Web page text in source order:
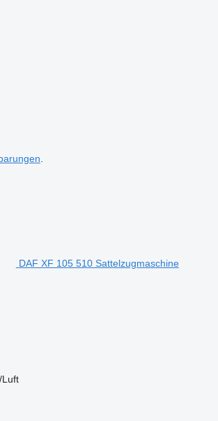
DAF XF 105 510 Sattelzugmaschine
Luft